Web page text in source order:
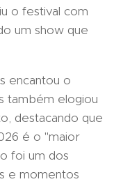
o festival com
um show que
encantou o
também elogiou
destacando que
é o "maior
foi um dos
e momentos